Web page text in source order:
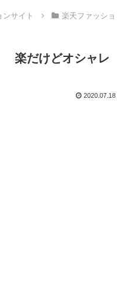
ンサイト
楽天ファッショ
楽だけどオシャレ
2020.07.18